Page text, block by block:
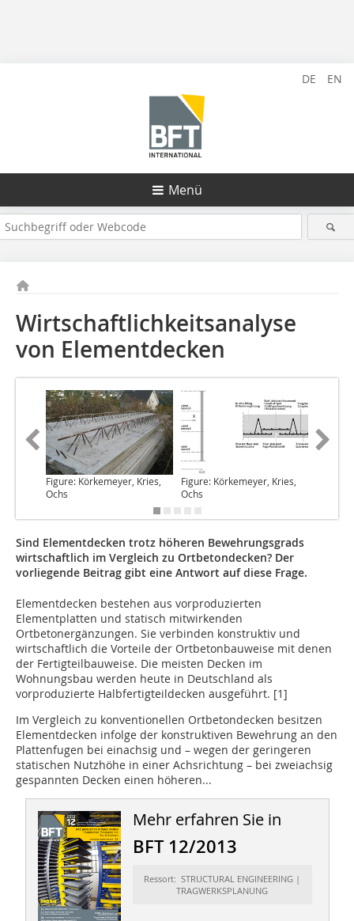
DE EN
Menü
Wirtschaftlichkeitsanalyse
von Elementdecken
Figure: Körkemeyer, Kries,
Ochs
Figure: Körkemeyer, Kries,
Ochs
Sind Elementdecken trotz höheren Bewehrungsgrads
wirtschaftlich im Vergleich zu Ortbetondecken? Der
vorliegende Beitrag gibt eine Antwort auf diese Frage.
Elementdecken bestehen aus vorproduzierten
Elementplatten und statisch mitwirkenden
Ortbetonergänzungen. Sie verbinden konstruktiv und
wirtschaftlich die Vorteile der Ortbetonbauweise mit denen
der Fertigteilbauweise. Die meisten Decken im
Wohnungsbau werden heute in Deutschland als
vorproduzierte Halbfertigteildecken ausgeführt. [1]
Im Vergleich zu konventionellen Ortbetondecken besitzen
Elementdecken infolge der konstruktiven Bewehrung an den
Plattenfugen bei einachsig und – wegen der geringeren
statischen Nutzhöhe in einer Achsrichtung – bei zweiachsig
gespannten Decken einen höheren...
Mehr erfahren Sie in
BFT 12/2013
Ressort: STRUCTURAL ENGINEERING |
TRAGWERKSPLANUNG